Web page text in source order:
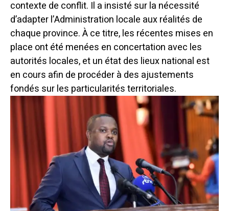
contexte de conflit. Il a insisté sur la nécessité
d’adapter l’Administration locale aux réalités de
chaque province. À ce titre, les récentes mises en
place ont été menées en concertation avec les
autorités locales, et un état des lieux national est
en cours afin de procéder à des ajustements
fondés sur les particularités territoriales.